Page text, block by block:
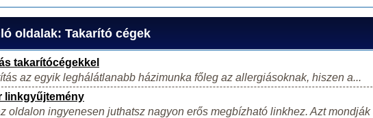
oldalak: Takarító cégek
takarítócégekkel
az egyik leghálátlanabb házimunka főleg az allergiásoknak, hiszen a...
linkgyűjtemény
oldalon ingyenesen juthatsz nagyon erős megbízható linkhez. Azt mondják